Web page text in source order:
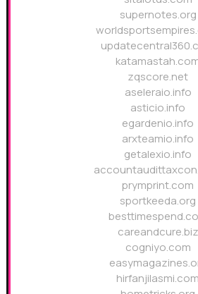
supernotes.org
zqscore.net
aseleraio.info
asticio.info
egardenio.info
arxteamio.info
getalexio.info
prymprint.com
sportkeeda.org
careandcure.biz
cogniyo.com
hirfanjilasmi.com